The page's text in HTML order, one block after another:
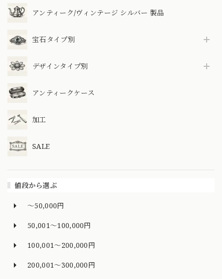
アンティーク/ヴィンテージ シルバー 製品
宝石タイプ別
デザインタイプ別
アンティークケース
加工
SALE
値段から選ぶ
～50,000円
50,001～100,000円
100,001～200,000円
200,001～300,000円